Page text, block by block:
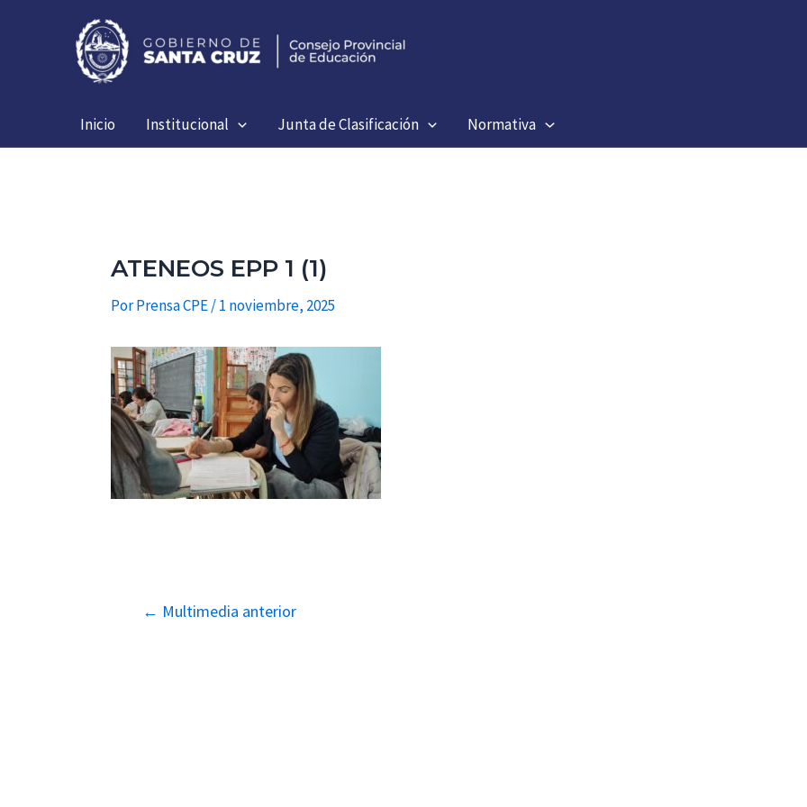
Inicio Institucional Junta de Clasificación Normativa
ATENEOS EPP 1 (1)
PorPrensa CPE/1 noviembre, 2025
Navegación
← Multimedia anterior